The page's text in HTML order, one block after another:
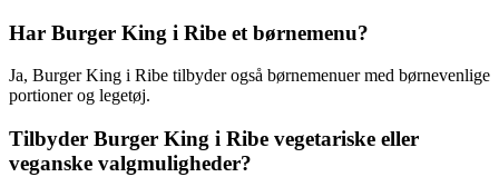
Har Burger King i Ribe et børnemenu?
Ja, Burger King i Ribe tilbyder også børnemenuer med børnevenlige
portioner og legetøj.
Tilbyder Burger King i Ribe vegetariske eller
veganske valgmuligheder?